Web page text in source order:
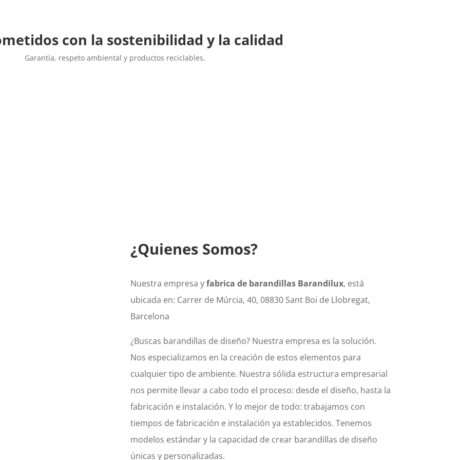
con la sostenibilidad y la calidad
Garantía, respeto ambiental y productos reciclables.
¿Quienes Somos?
Nuestra empresa yfabrica de barandillas Barandilux, está
ubicada en: Carrer de Múrcia, 40, 08830 Sant Boi de Llobregat,
Barcelona
¿Buscas barandillas de diseño? Nuestra empresa es la solución.
Nos especializamos en la creación de estos elementos para
cualquier tipo de ambiente. Nuestra sólida estructura empresarial
nos permite llevar a cabo todo el proceso: desde el diseño, hasta la
fabricación e instalación. Y lo mejor de todo: trabajamos con
tiempos de fabricación e instalación ya establecidos. Tenemos
modelos estándar y la capacidad de crear barandillas de diseño
únicas y personalizadas.